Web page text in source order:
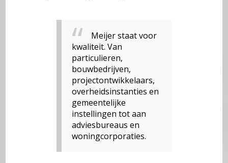
Meijer staat voor
kwaliteit. Van
particulieren,
bouwbedrijven,
projectontwikkelaars,
overheidsinstanties en
gemeentelijke
instellingen tot aan
adviesbureaus en
woningcorporaties.